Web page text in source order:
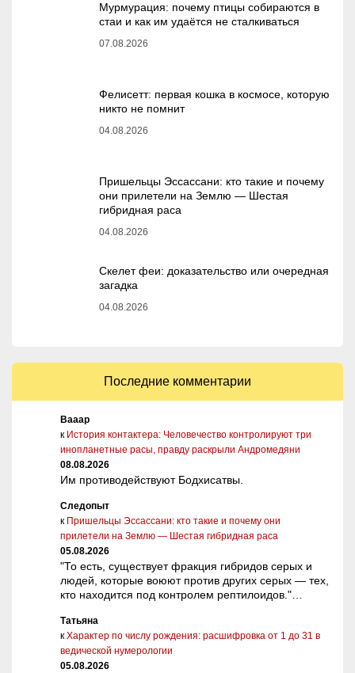
Мурмурация: почему птицы собираются в
стаи и как им удаётся не сталкиваться
07.08.2026
Фелисетт: первая кошка в космосе, которую
никто не помнит
04.08.2026
Пришельцы Эссассани: кто такие и почему
они прилетели на Землю — Шестая
гибридная раса
04.08.2026
Скелет феи: доказательство или очередная
загадка
04.08.2026
Последние комментарии
Вааар
к История контактера: Человечество контролируют три
инопланетные расы, правду раскрыли Андромедяни
08.08.2026
Им противодействуют Бодхисатвы.
Следопыт
к Пришельцы Эссассани: кто такие и почему они
прилетели на Землю — Шестая гибридная раса
05.08.2026
"То есть, существует фракция гибридов серых и
людей, которые воюют против других серых — тех,
кто находится под контролем рептилоидов."…
Татьяна
к Характер по числу рождения: расшифровка от 1 до 31 в
ведической нумерологии
05.08.2026